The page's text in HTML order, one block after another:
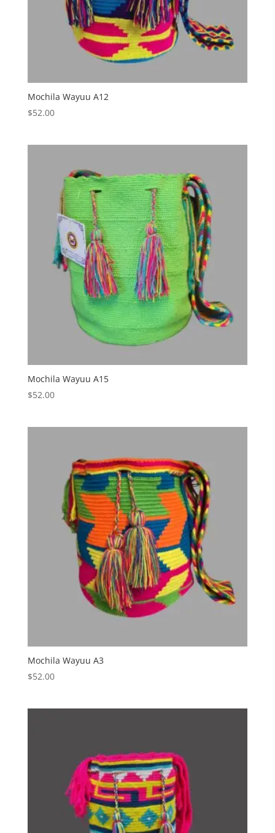
Mochila Wayuu A12
$52.00
Mochila Wayuu A15
$52.00
Mochila Wayuu A3
$52.00